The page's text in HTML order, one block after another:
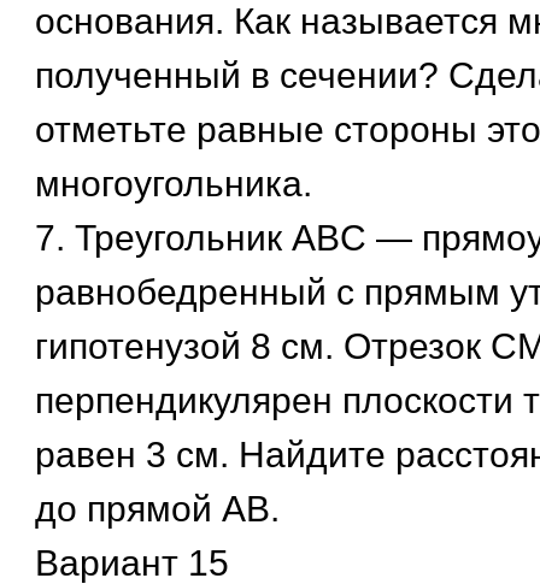
основания. Как называется
полученный в сечении?
отметьте равные стороны
многоугольника.
7. Треугольник ABC —
равнобедренный с прямым
гипотенузой 8 см. Отрезок
перпендикулярен плоскости
равен 3 см. Найдите
до прямой АВ.
Вариант 15